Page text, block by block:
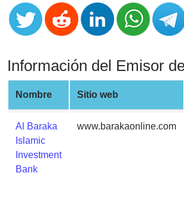
Random
Credit
Card
Generate
Credit
Card
from
BIN
Credit
Card
Checker
Información del Emisor
Nombre Sitio web
Al Baraka
Islamic
Investment
Bank
www.barakaonline.com